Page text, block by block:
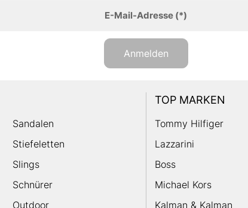
E-Mail-Adresse(*)
Anmelden
Sandalen
Stiefeletten
Slings
Schnürer
Outdoor
TOP MARKEN
Tommy Hilfiger
Lazzarini
Boss
Michael Kors
Kalman & Kalman